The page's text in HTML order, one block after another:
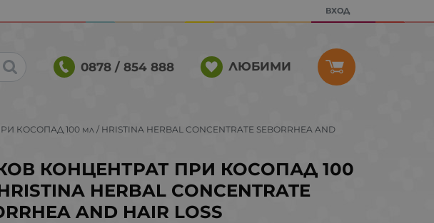
ВХОД
0878 / 854 888 ЛЮБИМИ
100 мл / HRISTINA HERBAL CONCENTRATE SEBORRHEA AND
КОНЦЕНТРАТ ПРИ КОСОПАД 100
HERBAL CONCENTRATE
AND HAIR LOSS